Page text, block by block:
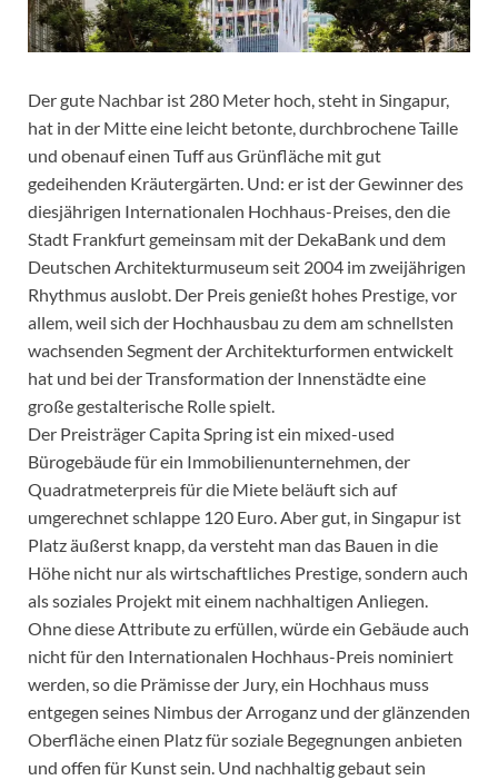
Der gute Nachbar ist 280 Meter hoch, steht in Singapur,
hat in der Mitte eine leicht betonte, durchbrochene Taille
und obenauf einen Tuff aus Grünfläche mit gut
gedeihenden Kräutergärten. Und: er ist der Gewinner des
diesjährigen Internationalen Hochhaus-Preises, den die
Stadt Frankfurt gemeinsam mit der DekaBank und dem
Deutschen Architekturmuseum seit 2004 im zweijährigen
Rhythmus auslobt. Der Preis genießt hohes Prestige, vor
allem, weil sich der Hochhausbau zu dem am schnellsten
wachsenden Segment der Architekturformen entwickelt
hat und bei der Transformation der Innenstädte eine
große gestalterische Rolle spielt.
Der Preisträger Capita Spring ist ein mixed-used
Bürogebäude für ein Immobilienunternehmen, der
Quadratmeterpreis für die Miete beläuft sich auf
umgerechnet schlappe 120 Euro. Aber gut, in Singapur ist
Platz äußerst knapp, da versteht man das Bauen in die
Höhe nicht nur als wirtschaftliches Prestige, sondern auch
als soziales Projekt mit einem nachhaltigen Anliegen.
Ohne diese Attribute zu erfüllen, würde ein Gebäude auch
nicht für den Internationalen Hochhaus-Preis nominiert
werden, so die Prämisse der Jury, ein Hochhaus muss
entgegen seines Nimbus der Arroganz und der glänzenden
Oberfläche einen Platz für soziale Begegnungen anbieten
und offen für Kunst sein. Und nachhaltig gebaut sein